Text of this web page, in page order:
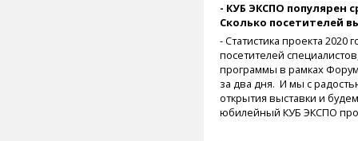
- КУБ ЭКСПО популярен
Сколько посетителей
- Статистика проекта 2020
посетителей
программы в рамках
за два дня. И мы с
открытия выставки и
юбилейный КУБ ЭКСПО